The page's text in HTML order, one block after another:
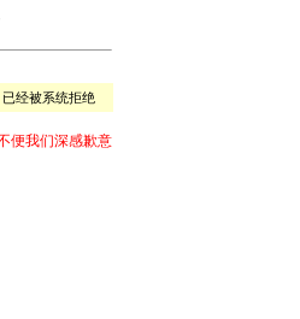
经被系统拒绝
便我们深感歉意